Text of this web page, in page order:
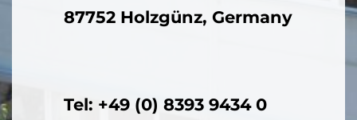
87752 Holzgünz, Germany
Tel: +49 (0) 8393 9434 0